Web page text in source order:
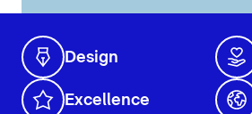
Design
Excellence